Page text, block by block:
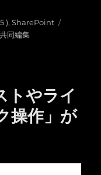
),SharePoint
共同編集
やライ
操作」が